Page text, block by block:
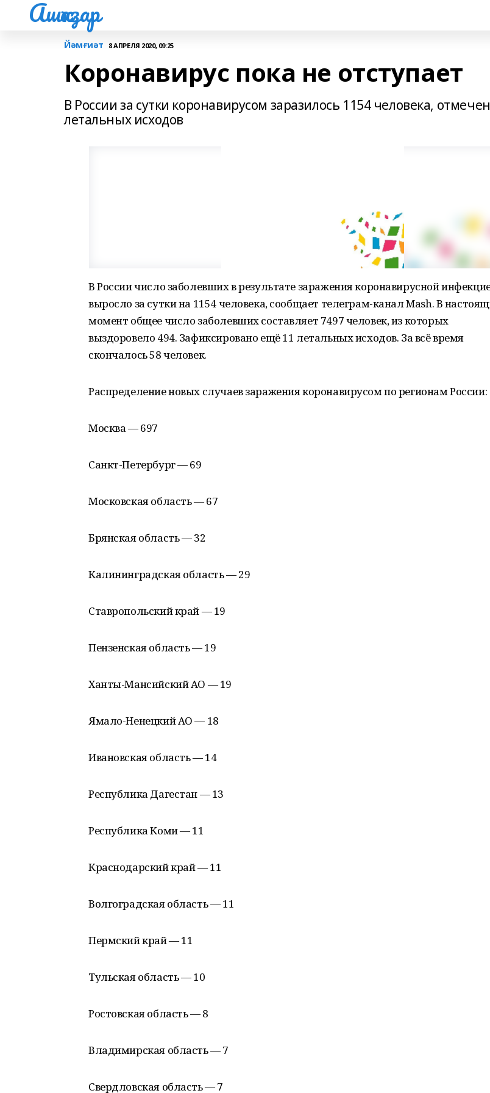
Ашҡаҙар
Йәмғиәт 8 АПРЕЛЯ 2020, 09:25
Коронавирус пока не отступает
В России за сутки коронавирусом заразилось 1154 человека,
летальных исходов
В России число заболевших в результате заражения коронавирусной
выросло за сутки на 1154 человека, сообщает телеграм-канал Mash. В
момент общее число заболевших составляет 7497 человек, из которых
выздоровело 494. Зафиксировано ещё 11 летальных исходов. За всё время
скончалось 58 человек.
Распределение новых случаев заражения коронавирусом по регионам России:
Москва — 697
Санкт-Петербург — 69
Московская область — 67
Брянская область — 32
Калининградская область — 29
Ставропольский край — 19
Пензенская область — 19
Ханты-Мансийский АО — 19
Ямало-Ненецкий АО — 18
Ивановская область — 14
Республика Дагестан — 13
Республика Коми — 11
Краснодарский край — 11
Волгоградская область — 11
Пермский край — 11
Тульская область — 10
Ростовская область — 8
Владимирская область — 7
Свердловская область — 7